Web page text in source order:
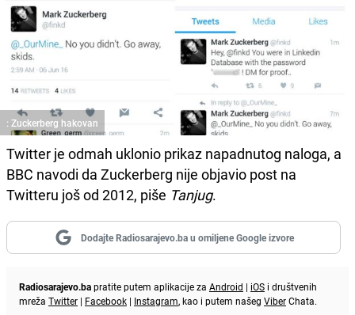
: Zuckerberg hakovan
Twitter je odmah uklonio prikaz napadnutog naloga, a
BBC navodi da Zuckerberg nije objavio post na
Twitteru još od 2012, piše Tanjug.
Dodajte Radiosarajevo.ba u omiljene Google izvore
Radiosarajevo.bapratite putem aplikacije za Android | iOS i društvenih
mreža Twitter | Facebook | Instagram, kao i putem našeg ViberChata.